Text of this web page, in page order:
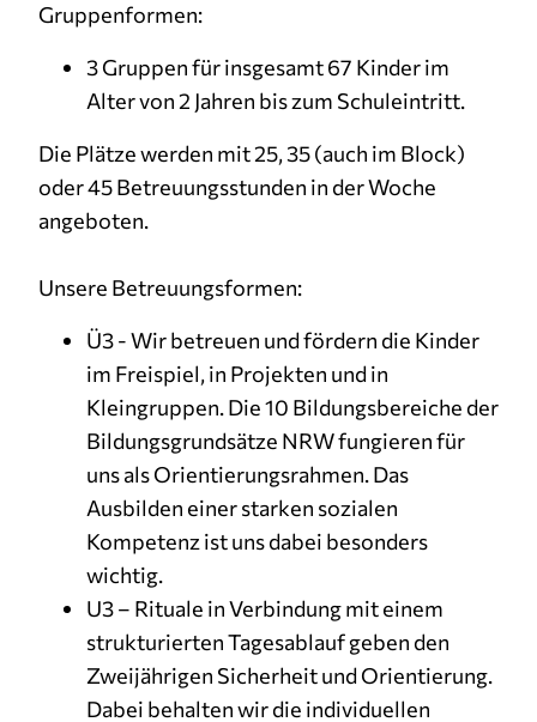
Gruppenformen:
3 Gruppen für insgesamt 67 Kinder im
Alter von 2 Jahren bis zum Schuleintritt.
Die Plätze werden mit 25, 35 (auch im Block)
oder 45 Betreuungsstunden in der Woche
angeboten.
Unsere Betreuungsformen:
Ü3 - Wir betreuen und fördern die Kinder
im Freispiel, in Projekten und in
Kleingruppen. Die 10 Bildungsbereiche der
Bildungsgrundsätze NRW fungieren für
uns als Orientierungsrahmen. Das
Ausbilden einer starken sozialen
Kompetenz ist uns dabei besonders
wichtig.
U3 – Rituale in Verbindung mit einem
strukturierten Tagesablauf geben den
Zweijährigen Sicherheit und Orientierung.
Dabei behalten wir die individuellen